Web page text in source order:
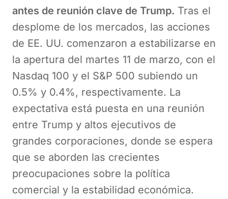
antes de reunión clave de Trump. Tras el
desplome de los mercados, las acciones
de EE. UU. comenzaron a estabilizarse en
la apertura del martes 11 de marzo, con el
Nasdaq 100 y el S&P 500 subiendo un
0.5% y 0.4%, respectivamente. La
expectativa está puesta en una reunión
entre Trump y altos ejecutivos de
grandes corporaciones, donde se espera
que se aborden las crecientes
preocupaciones sobre la política
comercial y la estabilidad económica.